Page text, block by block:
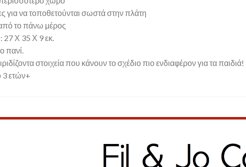
για να τοποθετούνται σωστά στην πλάτη
το πάνω μέρος
27 Χ 35 Χ 9 εκ.
πανί.
στοιχεία που κάνουν το σχέδιο πιο ενδιαφέρον για τα παιδιά!
3 ετών+